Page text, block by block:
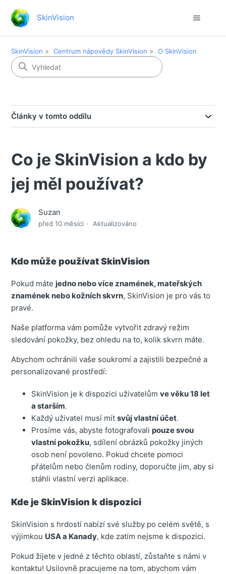
SkinVision
SkinVision Centrum nápovědy SkinVision O SkinVision
Články v tomto oddílu
Co je SkinVision a kdo by
jej měl používat?
Suzan
před 10 měsíci Aktualizováno
Kdo může používat SkinVision
Pokud máte jedno nebo více znamének, mateřských
znamének nebo kožních skvrn, SkinVision je pro vás to
pravé.
Naše platforma vám pomůže vytvořit zdravý režim
sledování pokožky, bez ohledu na to, kolik skvrn máte.
Abychom ochránili vaše soukromí a zajistili bezpečné a
personalizované prostředí:
SkinVision je k dispozici uživatelůmve věku 18 let
a starším.
Každý uživatel musí mítsvůj vlastní účet.
Prosíme vás, abyste fotografovali pouze svou
vlastní pokožku, sdílení obrázků pokožky jiných
osob není povoleno. Pokud chcete pomoci
přátelům nebo členům rodiny, doporučte jim, aby si
stáhli vlastní verzi aplikace.
Kde je SkinVision k dispozici
SkinVision s hrdostí nabízí své služby po celém světě, s
výjimkou USA a Kanady, kde zatím nejsme k dispozici.
Pokud žijete v jedné z těchto oblastí, zůstaňte s námi v
kontaktu! Usilovně pracujeme na tom, abychom vám